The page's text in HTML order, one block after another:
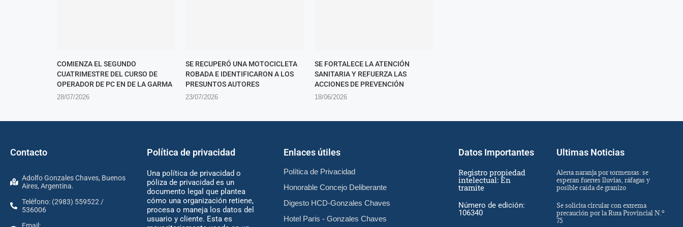
COMIENZA EL SEGUNDO
CUATRIMESTRE DEL CURSO DE
OPERADOR DE PC EN DE LA GARMA
28/07/2026
SE RECUPERÓ UNA MOTOCICLETA
ROBADA E IDENTIFICARON A LOS
PRESUNTOS AUTORES
23/07/2026
SE FORTALECE LA ATENCIÓN
SANITARIA Y REFUERZA LAS
ACCIONES DE PREVENCIÓN
18/06/2026
Contacto
Adolfo Gonzales Chaves, Buenos
Aires, Argentina.
Teléfono: (2983) 559522 /
536006
Política de privacidad
Una política de privacidad o
póliza de privacidad es un
documento legal que plantea
cómo una organización retiene,
procesa o maneja los datos del
usuario y cliente. Esta es
Enlaces útiles
Política de Privacidad
Honorable Concejo Deliberante
Digesto HCD-Gonzales Chaves
Hotel Paris - Gonzales Chaves
Datos Importantes
Registro propiedad
intelectual: En
tramite
Número de edición:
106340
Ultimas Noticias
Alerta naranja por tormentas: se
esperan fuertes lluvias, ráfagas y
posible caída de granizo
Se solicita circular con extrema
precaución por la Ruta Provincial N.º
75